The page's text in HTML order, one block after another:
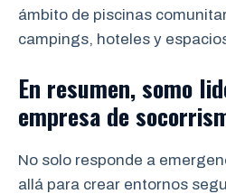
ámbito de piscinas
campings, hoteles y
En resumen, somo
empresa de
No solo responde a
allá para crear entornos